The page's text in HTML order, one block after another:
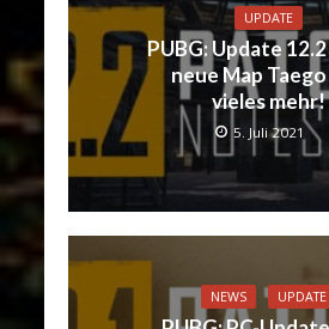
UPDATE
PUBG: Update
neue Map
vieles mehr!
5. Juli 2021
NEWS UPDATE